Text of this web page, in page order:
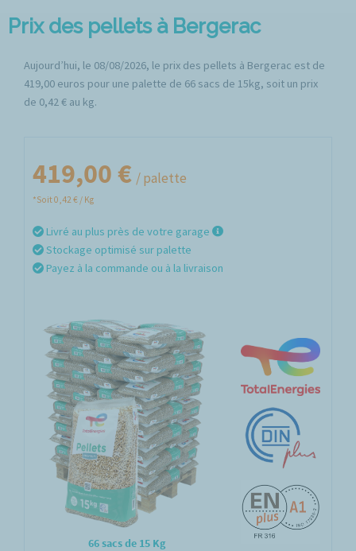
Prix des pellets à Bergerac
Aujourd’hui, le 08/08/2026, le prix des pellets à Bergerac est de
419,00 euros pour une palette de 66 sacs de 15kg, soit un prix
de 0,42 € au kg.
66 sacs de 15 Kg
419,00 € / palette
*Soit 0,42 € / Kg
Livré au plus près de votre garage
Stockage optimisé sur palette
Payez à la commande ou à la livraison